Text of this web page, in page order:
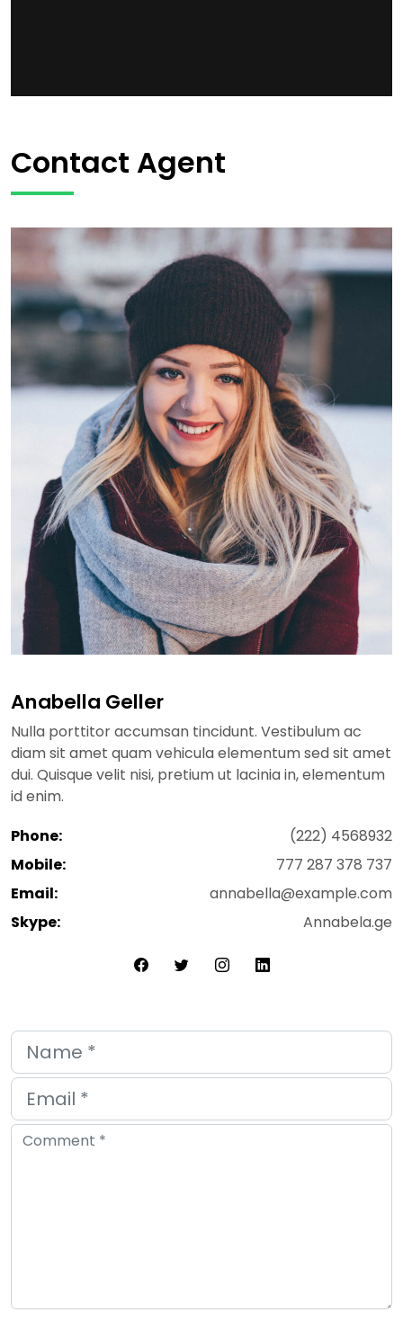
Contact Agent
Anabella Geller
Nulla porttitor accumsan tincidunt. Vestibulum ac
diam sit amet quam vehicula elementum sed sit amet
dui. Quisque velit nisi, pretium ut lacinia in, elementum
id enim.
Phone:
(222) 4568932
Mobile:
777 287 378 737
Email:
annabella@example.com
Skype:
Annabela.ge